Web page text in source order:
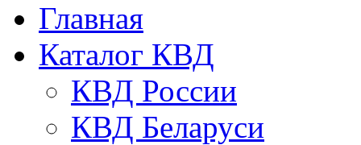
Главная
Каталог КВД
КВД России
КВД Беларуси